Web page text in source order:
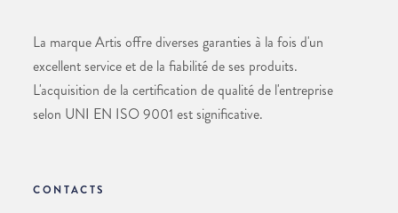
La marque Artis offre diverses garanties à la fois d'un
excellent service et de la fiabilité de ses produits.
L'acquisition de la certification de qualité de l'entreprise
selon UNI EN ISO 9001 est significative.
CONTACTS